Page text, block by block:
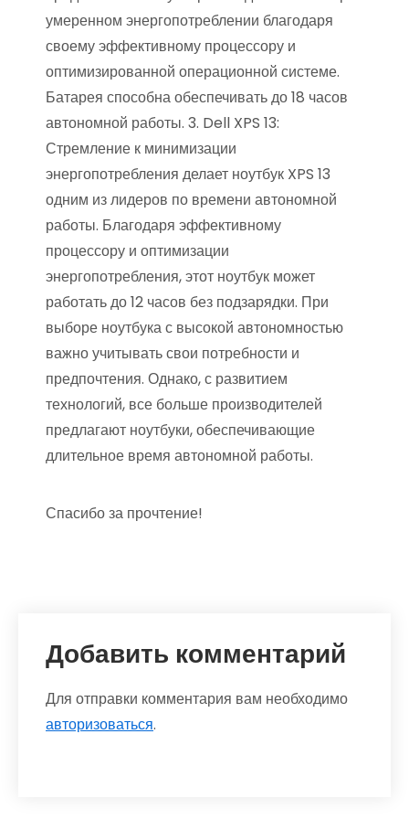
умеренном энергопотреблении благодаря
своему эффективному процессору и
оптимизированной операционной системе.
Батарея способна обеспечивать до 18 часов
автономной работы. 3. Dell XPS 13:
Стремление к минимизации
энергопотребления делает ноутбук XPS 13
одним из лидеров по времени автономной
работы. Благодаря эффективному
процессору и оптимизации
энергопотребления, этот ноутбук может
работать до 12 часов без подзарядки. При
выборе ноутбука с высокой автономностью
важно учитывать свои потребности и
предпочтения. Однако, с развитием
технологий, все больше производителей
предлагают ноутбуки, обеспечивающие
длительное время автономной работы.
Спасибо за прочтение!
Добавить комментарий
Для отправки комментария вам необходимо
авторизоваться.